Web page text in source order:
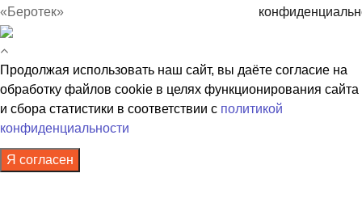
«Беротек»
Продолжая использовать наш сайт, вы даёте согласие на
обработку файлов cookie в целях функционирования сайта
и сбора статистики в соответствии с политикой
конфиденциальности
Я согласен